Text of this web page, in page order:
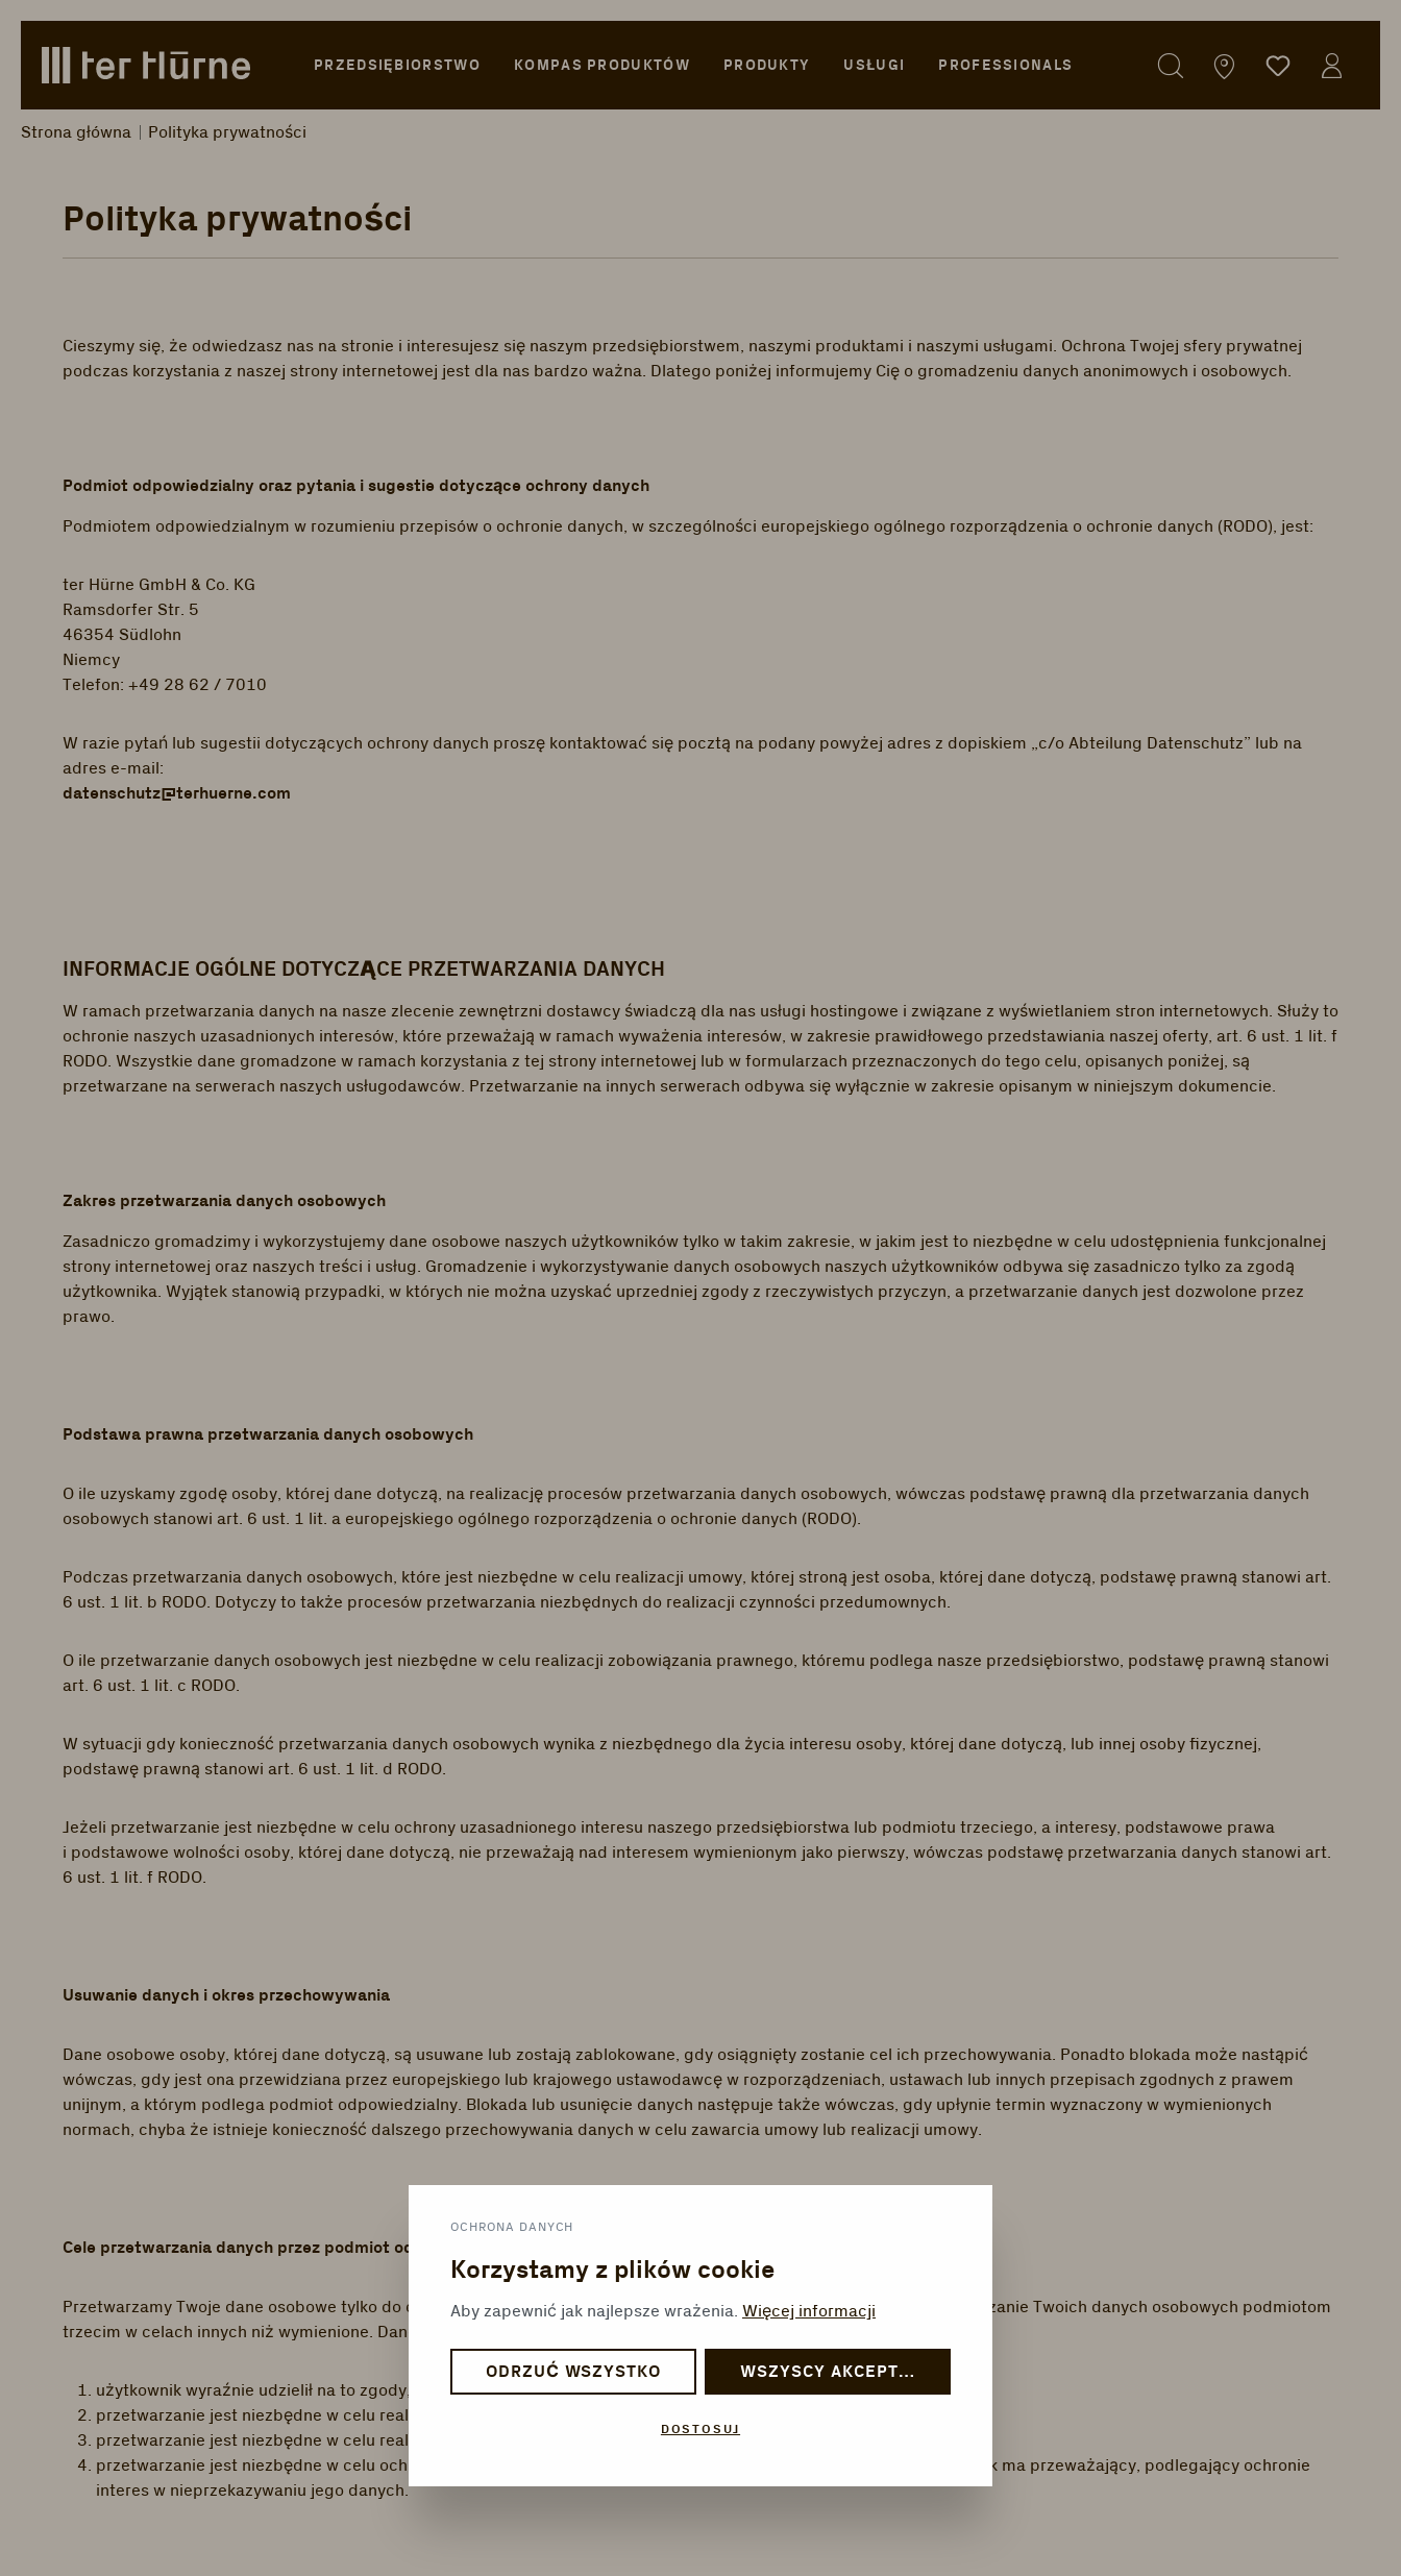
to main content
Skip to search
Skip to main navigation
PRZEDSIĘBIORSTWO KOMPAS PRODUKTÓW PRODUKTY USŁUGI PROFESSIONALS
Strona główna Polityka prywatności
Polityka prywatności
Cieszymy się, że odwiedzasz nas na stronie i interesujesz się naszym przedsiębiorstwem, naszymi produktami i naszymi usługami. Ochrona Twojej sfery prywatnej
podczas korzystania z naszej strony internetowej jest dla nas bardzo ważna. Dlatego poniżej informujemy Cię o gromadzeniu danych anonimowych i osobowych.
Podmiot odpowiedzialny oraz pytania i sugestie dotyczące ochrony danych
Podmiotem odpowiedzialnym w rozumieniu przepisów o ochronie danych, w szczególności europejskiego ogólnego rozporządzenia o ochronie danych (RODO), jest:
ter Hürne GmbH & Co. KG
Ramsdorfer Str. 5
46354 Südlohn
Niemcy
Telefon: +49 28 62 / 7010
W razie pytań lub sugestii dotyczących ochrony danych proszę kontaktować się pocztą na podany powyżej adres z dopiskiem „c/o Abteilung Datenschutz” lub na
adres e-mail:
datenschutz@terhuerne.com
INFORMACJE OGÓLNE DOTYCZĄCE PRZETWARZANIA DANYCH
W ramach przetwarzania danych na nasze zlecenie zewnętrzni dostawcy świadczą dla nas usługi hostingowe i związane z wyświetlaniem stron internetowych. Służy to
ochronie naszych uzasadnionych interesów, które przeważają w ramach wyważenia interesów, w zakresie prawidłowego przedstawiania naszej oferty, art. 6 ust. 1 lit. f
RODO. Wszystkie dane gromadzone w ramach korzystania z tej strony internetowej lub w formularzach przeznaczonych do tego celu, opisanych poniżej, są
przetwarzane na serwerach naszych usługodawców. Przetwarzanie na innych serwerach odbywa się wyłącznie w zakresie opisanym w niniejszym dokumencie.
Zakres przetwarzania danych osobowych
Zasadniczo gromadzimy i wykorzystujemy dane osobowe naszych użytkowników tylko w takim zakresie, w jakim jest to niezbędne w celu udostępnienia funkcjonalnej
strony internetowej oraz naszych treści i usług. Gromadzenie i wykorzystywanie danych osobowych naszych użytkowników odbywa się zasadniczo tylko za zgodą
użytkownika. Wyjątek stanowią przypadki, w których nie można uzyskać uprzedniej zgody z rzeczywistych przyczyn, a przetwarzanie danych jest dozwolone przez
prawo.
Podstawa prawna przetwarzania danych osobowych
O ile uzyskamy zgodę osoby, której dane dotyczą, na realizację procesów przetwarzania danych osobowych, wówczas podstawę prawną dla przetwarzania danych
osobowych stanowi art. 6 ust. 1 lit. a europejskiego ogólnego rozporządzenia o ochronie danych (RODO).
Podczas przetwarzania danych osobowych, które jest niezbędne w celu realizacji umowy, której stroną jest osoba, której dane dotyczą, podstawę prawną stanowi art.
6 ust. 1 lit. b RODO. Dotyczy to także procesów przetwarzania niezbędnych do realizacji czynności przedumownych.
O ile przetwarzanie danych osobowych jest niezbędne w celu realizacji zobowiązania prawnego, któremu podlega nasze przedsiębiorstwo, podstawę prawną stanowi
art. 6 ust. 1 lit. c RODO.
W sytuacji gdy konieczność przetwarzania danych osobowych wynika z niezbędnego dla życia interesu osoby, której dane dotyczą, lub innej osoby fizycznej,
podstawę prawną stanowi art. 6 ust. 1 lit. d RODO.
Jeżeli przetwarzanie jest niezbędne w celu ochrony uzasadnionego interesu naszego przedsiębiorstwa lub podmiotu trzeciego, a interesy, podstawowe prawa
i podstawowe wolności osoby, której dane dotyczą, nie przeważają nad interesem wymienionym jako pierwszy, wówczas podstawę przetwarzania danych stanowi art.
6 ust. 1 lit. f RODO.
Usuwanie danych i okres przechowywania
Dane osobowe osoby, której dane dotyczą, są usuwane lub zostają zablokowane, gdy osiągnięty zostanie cel ich przechowywania. Ponadto blokada może nastąpić
wówczas, gdy jest ona przewidziana przez europejskiego lub krajowego ustawodawcę w rozporządzeniach, ustawach lub innych przepisach zgodnych z prawem
unijnym, a którym podlega podmiot odpowiedzialny. Blokada lub usunięcie danych następuje także wówczas, gdy upłynie termin wyznaczony w wymienionych
normach, chyba że istnieje konieczność dalszego przechowywania danych w celu zawarcia umowy lub realizacji umowy.
Cele przetwarzania danych przez podmiot odpowiedzialny i podmioty trzecie
Przetwarzamy Twoje dane osobowe tylko do celów wymienionych w niniejszej polityce prywatności. Nie następuje przekazanie Twoich danych osobowych podmiotom
trzecim w celach innych niż wymienione. Dane osobowe przekazujemy podmiotom trzecim tylko wówczas, gdy:
użytkownik wyraźnie udzielił na to zgody,
przetwarzanie jest niezbędne w celu realizacji umowy z użytkownikiem,
przetwarzanie jest niezbędne w celu realizacji zobowiązania prawnego,
przetwarzanie jest niezbędne w celu ochrony uzasadnionego interesu i nie istnieje powód do założenia, że użytkownik ma przeważający, podlegający ochronie
interes w nieprzekazywaniu jego danych.
OCHRONA DANYCH
Korzystamy z plików cookie
Aby zapewnić jak najlepsze wrażenia. Więcej informacji
ODRZUĆ WSZYSTKO WSZYSCY AKCEPTUJĄ
DOSTOSUJ